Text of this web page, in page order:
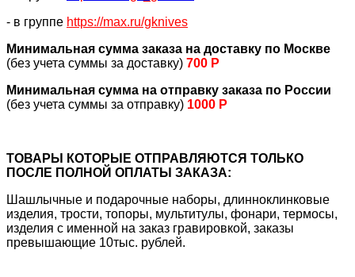
- в группе https://max.ru/gknives
Минимальная сумма заказа на доставку по Москве
(без учета суммы за доставку) 700 Р
Минимальная сумма на отправку заказа по России
(без учета суммы за отправку) 1000 Р
ТОВАРЫ КОТОРЫЕ ОТПРАВЛЯЮТСЯ ТОЛЬКО
ПОСЛЕ ПОЛНОЙ ОПЛАТЫ ЗАКАЗА:
Шашлычные и подарочные наборы, длинноклинковые
изделия, трости, топоры, мультитулы, фонари, термосы,
изделия с именной на заказ гравировкой, заказы
превышающие 10тыс. рублей.